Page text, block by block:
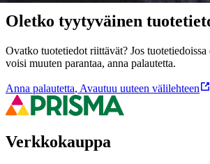
Oletko tyytyväinen
Ovatko tuotetiedot riittävät? Jos
voisi muuten parantaa, anna palautetta.
Anna palautetta, Avautuu uuteen välilehteen
Verkkokauppa